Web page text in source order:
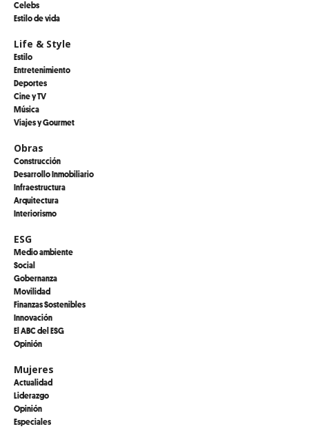
Celebs
Estilo de vida
Life & Style
Estilo
Entretenimiento
Deportes
Cine y TV
Música
Viajes y Gourmet
Obras
Construcción
Desarrollo Inmobiliario
Infraestructura
Arquitectura
Interiorismo
ESG
Medio ambiente
Social
Gobernanza
Movilidad
Finanzas Sostenibles
Innovación
El ABC del ESG
Opinión
Mujeres
Actualidad
Liderazgo
Opinión
Especiales